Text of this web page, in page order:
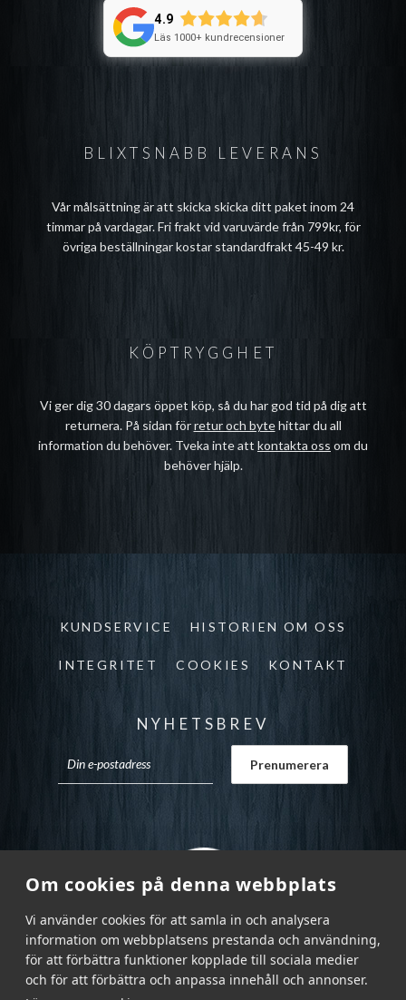
Om cookies på denna webbplats
Vi använder cookies för att samla in och analysera
information om webbplatsens prestanda och användning,
för att förbättra funktioner kopplade till sociala medier
och för att förbättra och anpassa innehåll och annonser.
BLIXTSNABB LEVERANS
Vår målsättning är att skicka skicka ditt paket inom 24
timmar på vardagar. Fri frakt vid varuvärde från 799kr, för
övriga beställningar kostar standardfrakt 45-49 kr.
4.9
Läs 1000+ kundrecensioner
KÖPTRYGGHET
Vi ger dig 30 dagars öppet köp, så du har god tid på dig att
returnera. På sidan förretur och bytehittar du all
information du behöver. Tveka inte att kontakta oss om du
behöver hjälp.
KUNDSERVICE HISTORIEN OM OSS
INTEGRITET COOKIES KONTAKT
NYHETSBREV